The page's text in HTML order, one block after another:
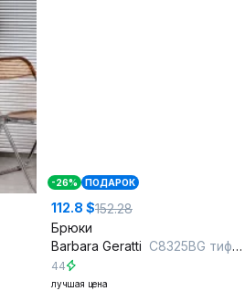
-26% ПОДАРОК
112.8 $152.28
Брюки
Barbara Geratti С8325BG тиффани/чёрный
44
лучшая цена